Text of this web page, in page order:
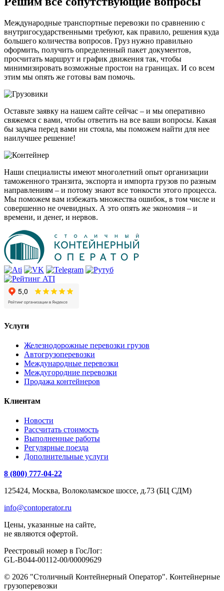
Международные транспортные перевозки по сравнению с
внутригосударственными требуют, как правило, решения куда
большего количества вопросов. Груз нужно правильно
оформить, получить определенный пакет документов,
просчитать маршрут и график движения так, чтобы
минимизировать возможные простои на границах. И со всем
этим мы опять же готовы вам помочь.
Оставьте заявку на нашем сайте сейчас – и мы оперативно
свяжемся с вами, чтобы ответить на все ваши вопросы. Какая
бы задача перед вами ни стояла, мы поможем найти для нее
наилучшее решение!
Наши специалисты имеют многолетний опыт организации
таможенного транзита, экспорта и импорта грузов по разным
направлениям – и потому знают все тонкости этого процесса.
Мы поможем вам избежать множества ошибок, в том числе и
совершенно не очевидных. А это опять же экономия – и
времени, и денег, и нервов.
Услуги
Железнодорожные перевозки грузов
Автогрузоперевозки
Международные перевозки
Междугородние перевозки
Продажа контейнеров
Клиентам
Новости
Рассчитать стоимость
Выполненные работы
Регулярные поезда
Дополнительные услуги
8 (800) 777-04-22
125424, Москва, Волоколамское шоссе, д.73 (БЦ СДМ)
info@contoperator.ru
Цены, указанные на сайте,
не являются офертой.
Реестровый номер в ГосЛог:
GL-B044-00112-00/00009629
© 2026 "Столичный Контейнерный Оператор". Контейнерные
грузоперевозки